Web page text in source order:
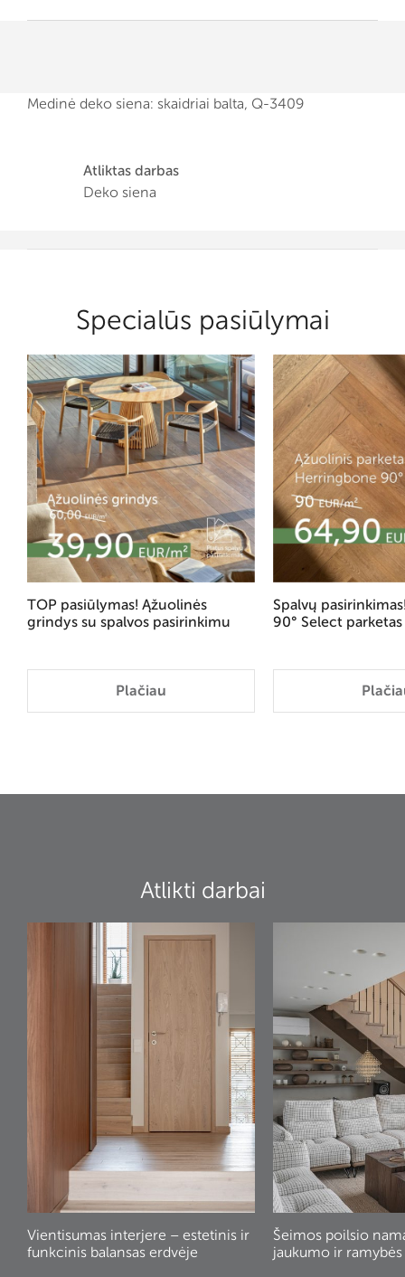
Medinė deko siena: skaidriai balta, Q-3409
Atliktas darbas
Deko siena
Specialūs pasiūlymai
TOP pasiūlymas! Ąžuolinės
grindys su spalvos pasirinkimu
Plačiau
Spalvų
90° Select parketas
Atlikti darbai
Vientisumas interjere – estetinis ir
funkcinis balansas erdvėje
Šeimos poilsio
jaukumo ir